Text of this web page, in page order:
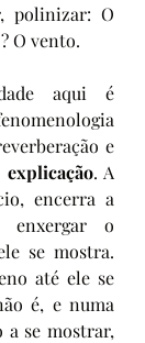
polinizar: O
O vento.
aqui é
e
explicação. A
encerra a
enxergar o
se mostra.
até ele se
é, e numa
se mostrar,